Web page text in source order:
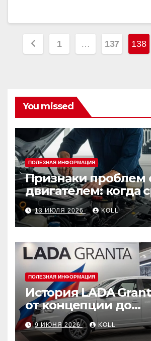
Пагинация
1 … 137 138
You missed
ПОЛЕЗНАЯ ИНФОРМАЦИЯ
Признаки проблем
двигателем: когда
ехать в сервис
13 ИЮЛЯ 2026 KOLL
ПОЛЕЗНАЯ ИНФОРМАЦИЯ
История LADA
от концепции до
популярного
автомобиля
9 ИЮНЯ 2026 KOLL